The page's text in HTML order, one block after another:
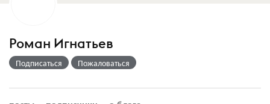
Роман Игнатьев
Подписаться Пожаловаться